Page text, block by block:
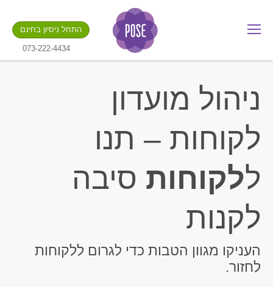
.gotpose.com
התחל ניסיון בחינם
073-222-4434
ניהול מועדון
לקוחות – תנו
ללקוחות סיבה
לקנות
העניקו מגוון הטבות כדי לגרום ללקוחות
לחזור.